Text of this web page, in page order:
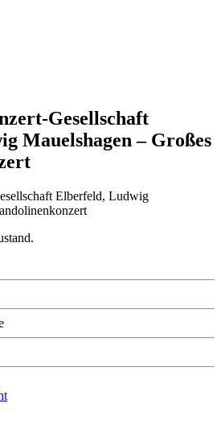
Gesellschaft
Mauelshagen – Großes